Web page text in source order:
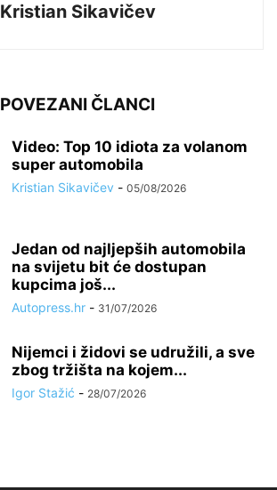
Kristian Sikavičev
POVEZANI ČLANCI
Video: Top 10 idiota za volanom
super automobila
Kristian Sikavičev - 05/08/2026
Jedan od najljepših automobila
na svijetu bit će dostupan
kupcima još...
Autopress.hr - 31/07/2026
Nijemci i židovi se udružili, a sve
zbog tržišta na kojem...
Igor Stažić - 28/07/2026